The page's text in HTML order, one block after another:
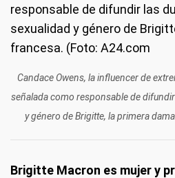
Candace Owens, la influencer de
señalada como responsable de
y género de Brigitte, la primera
Brigitte Macron es mujer y